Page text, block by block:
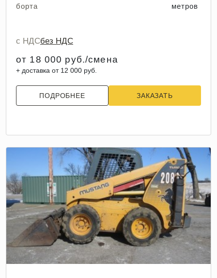
борта
метров
с НДСбез НДС
от 18 000 руб./смена
+ доставка от 12 000 руб.
ПОДРОБНЕЕ ЗАКАЗАТЬ